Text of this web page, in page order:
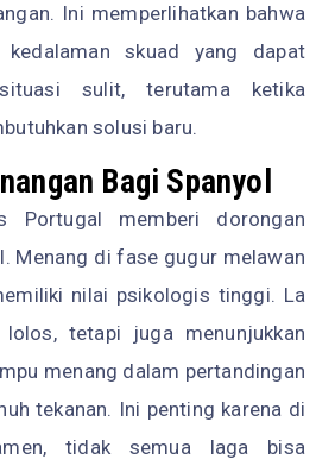
Ini memperlihatkan bahwa
kedalaman skuad yang dapat
sulit, terutama ketika
solusi baru.
Bagi Spanyol
Portugal memberi dorongan
Menang di fase gugur melawan
nilai psikologis tinggi. La
tetapi juga menunjukkan
menang dalam pertandingan
tekanan. Ini penting karena di
tidak semua laga bisa